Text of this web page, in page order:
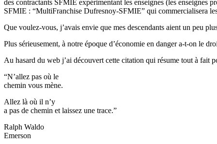
des contractants SFMIE expérimentant les enseignes (les enseignes
SFMIE : “MultiFranchise Dufresnoy-SFMIE” qui commercialisera les
Que voulez-vous, j’avais envie que mes descendants aient un peu
Plus sérieusement, à notre époque d’économie en danger a-t-on le
Au hasard du web j’ai découvert cette citation qui résume tout à fait
“N’allez pas où le
chemin vous mène.
Allez là où il n’y
a pas de chemin et laissez une trace.”
Ralph Waldo
Emerson